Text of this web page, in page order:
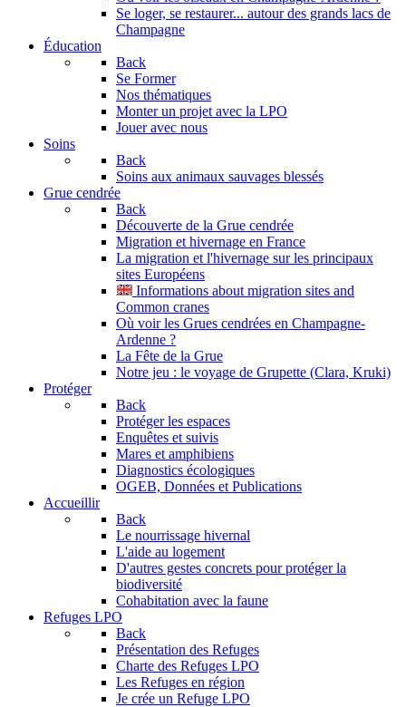
Se loger, se restaurer... autour des grands lacs de
Champagne
Éducation
Back
Se Former
Nos thématiques
Monter un projet avec la LPO
Jouer avec nous
Soins
Back
Soins aux animaux sauvages blessés
Grue cendrée
Back
Découverte de la Grue cendrée
Migration et hivernage en France
La migration et l'hivernage sur les principaux
sites Européens
Informations about migration sites and
Common cranes
Où voir les Grues cendrées en Champagne-
Ardenne ?
La Fête de la Grue
Notre jeu : le voyage de Grupette (Clara, Kruki)
Protéger
Back
Protéger les espaces
Enquêtes et suivis
Mares et amphibiens
Diagnostics écologiques
OGEB, Données et Publications
Accueillir
Back
Le nourrissage hivernal
L'aide au logement
D'autres gestes concrets pour protéger la
biodiversité
Cohabitation avec la faune
Refuges LPO
Back
Présentation des Refuges
Charte des Refuges LPO
Les Refuges en région
Je crée un Refuge LPO